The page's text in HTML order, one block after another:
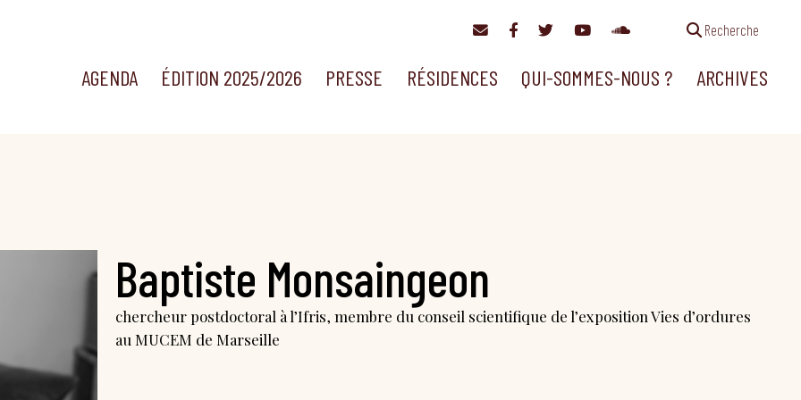
Recherche
AGENDA ÉDITION 2025/2026 PRESSE RÉSIDENCES QUI-SOMMES-NOUS ? ARCHIVES
Baptiste Monsaingeon
chercheur postdoctoral à l’Ifris, membre du conseil scientifique de l’exposition Vies d’ordures
au MUCEM de Marseille